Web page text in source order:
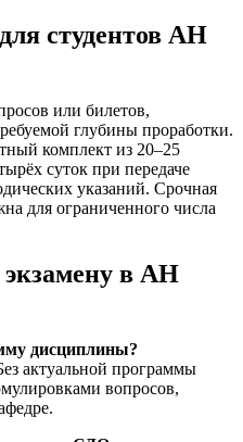
студентов АН
или билетов,
глубины проработки.
комплект из 20–25
суток при передаче
указаний. Срочная
для ограниченного числа
в АН
дисциплины?
актуальной программы
вопросов,